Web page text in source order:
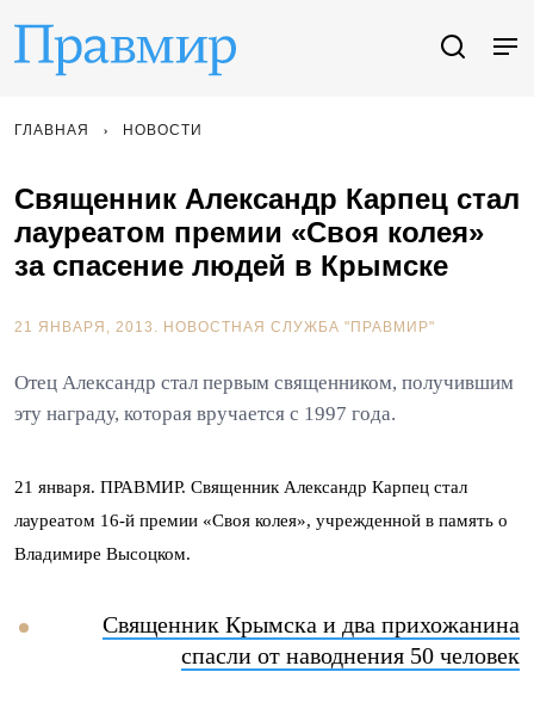
ГЛАВНАЯ НОВОСТИ
Священник Александр Карпец стал
лауреатом премии «Своя колея»
за спасение людей в Крымске
21 ЯНВАРЯ, 2013. НОВОСТНАЯ СЛУЖБА "ПРАВМИР"
Отец Александр стал первым священником, получившим
эту награду, которая вручается с 1997 года.
21 января. ПРАВМИР. Священник Александр Карпец стал
лауреатом 16-й премии «Своя колея», учрежденной в память о
Владимире Высоцком.
Священник Крымска и два прихожанина
спасли от наводнения 50 человек